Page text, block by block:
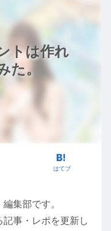
トは作れ
た。
はてブ
集部です。
事・レポを更新し